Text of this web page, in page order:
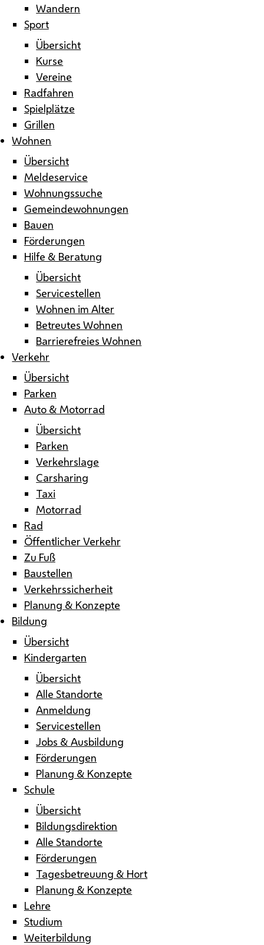
Wandern
Sport
Übersicht
Kurse
Vereine
Radfahren
Spielplätze
Grillen
Wohnen
Übersicht
Meldeservice
Wohnungssuche
Gemeindewohnungen
Bauen
Förderungen
Hilfe & Beratung
Übersicht
Servicestellen
Wohnen im Alter
Betreutes Wohnen
Barrierefreies Wohnen
Verkehr
Übersicht
Parken
Auto & Motorrad
Übersicht
Parken
Verkehrslage
Carsharing
Taxi
Motorrad
Rad
Öffentlicher Verkehr
Zu Fuß
Baustellen
Verkehrssicherheit
Planung & Konzepte
Bildung
Übersicht
Kindergarten
Übersicht
Alle Standorte
Anmeldung
Servicestellen
Jobs & Ausbildung
Förderungen
Planung & Konzepte
Schule
Übersicht
Bildungsdirektion
Alle Standorte
Förderungen
Tagesbetreuung & Hort
Planung & Konzepte
Lehre
Studium
Weiterbildung